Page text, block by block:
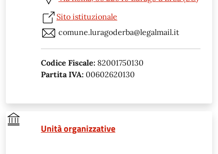
Sito istituzionale
comune.luragoderba@legalmail.it
Codice Fiscale: 82001750130
Partita IVA: 00602620130
Unità organizzative